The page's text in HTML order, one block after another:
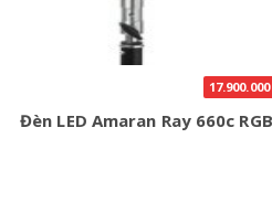
Đèn LED Amaran Ray 660c